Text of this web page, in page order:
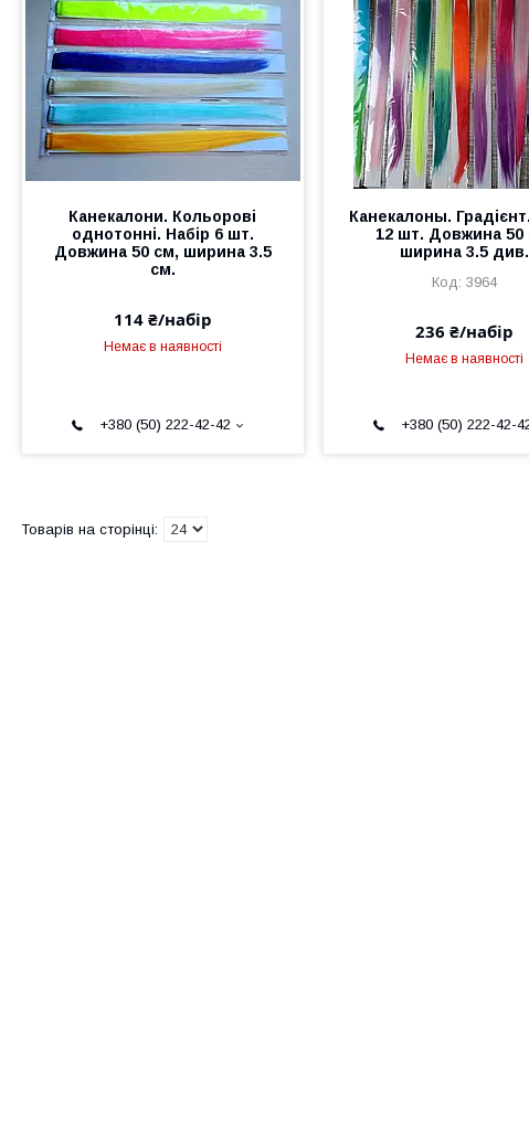
Канекалони. Кольорові
однотонні. Набір 6 шт.
Довжина 50 см, ширина 3.5
см.
114 ₴/набір
Немає в наявності
+380 (50) 222-42-42
Канекалоны.
12 шт. Довжина 50
ширина 3.5 див.
3964
236 ₴/набір
Немає в наявності
+380 (50) 222-42-